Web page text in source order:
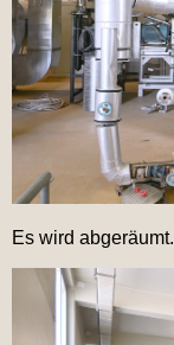
Es wird abgeräumt.